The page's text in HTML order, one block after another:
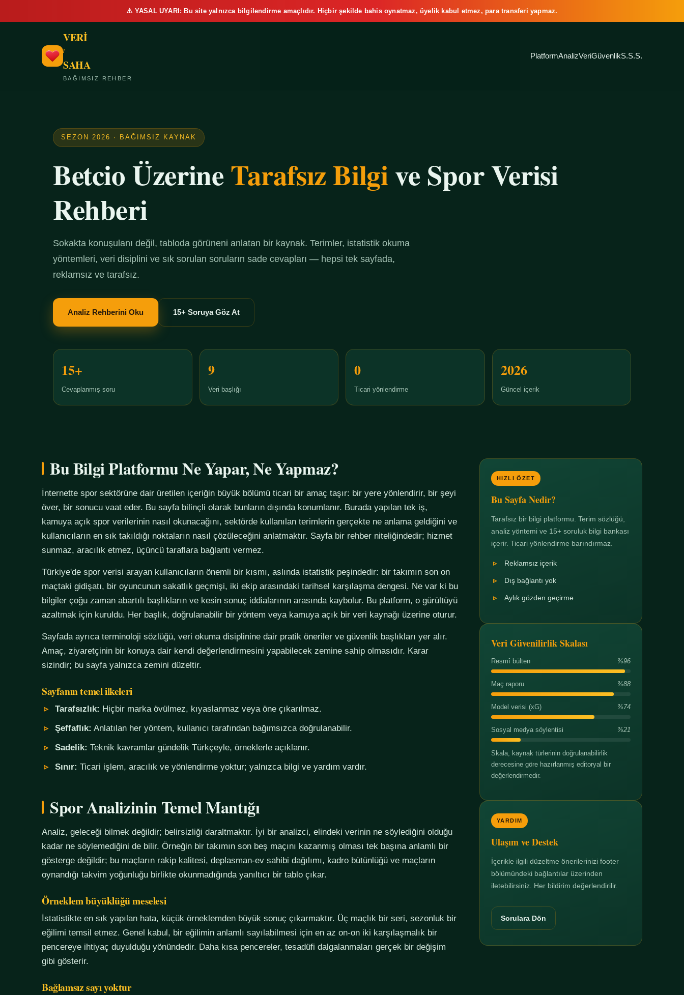
⚠️ YASAL UYARI: Bu site yalnızca bilgilendirme amaçlıdır. Hiçbir şekilde bahis oynatmaz, üyelik kabul etmez, para transferi yapmaz.
VERİ
/
SAHA
BAĞIMSIZ REHBER
PlatformAnalizVeriGüvenlikS.S.S.
SEZON 2026 · BAĞIMSIZ KAYNAK
Betcio ÜzerineTarafsız Bilgive Spor Verisi
Rehberi
Sokakta konuşulanı değil, tabloda görüneni anlatan bir kaynak. Terimler, istatistik okuma
yöntemleri, veri disiplini ve sık sorulan soruların sade cevapları — hepsi tek sayfada,
reklamsız ve tarafsız.
Analiz Rehberini Oku 15+ Soruya Göz At
15+
Cevaplanmış soru
9
Veri başlığı
0
Ticari yönlendirme
2026
Güncel içerik
Bu Bilgi Platformu Ne Yapar, Ne Yapmaz?
İnternette spor sektörüne dair üretilen içeriğin büyük bölümü ticari bir amaç taşır: bir yere yönlendirir, bir şeyi
över, bir sonucu vaat eder. Bu sayfa bilinçli olarak bunların dışında konumlanır. Burada yapılan tek iş,
kamuya açık spor verilerinin nasıl okunacağını, sektörde kullanılan terimlerin gerçekte ne anlama geldiğini ve
kullanıcıların en sık takıldığı noktaların nasıl çözüleceğini anlatmaktır. Sayfa bir rehber niteliğindedir; hizmet
sunmaz, aracılık etmez, üçüncü taraflara bağlantı vermez.
Türkiye'de spor verisi arayan kullanıcıların önemli bir kısmı, aslında istatistik peşindedir: bir takımın son on
maçtaki gidişatı, bir oyuncunun sakatlık geçmişi, iki ekip arasındaki tarihsel karşılaşma dengesi. Ne var ki bu
bilgiler çoğu zaman abartılı başlıkların ve kesin sonuç iddialarının arasında kaybolur. Bu platform, o gürültüyü
azaltmak için kuruldu. Her başlık, doğrulanabilir bir yöntem veya kamuya açık bir veri kaynağı üzerine oturur.
Sayfada ayrıca terminoloji sözlüğü, veri okuma disiplinine dair pratik öneriler ve güvenlik başlıkları yer alır.
Amaç, ziyaretçinin bir konuya dair kendi değerlendirmesini yapabilecek zemine sahip olmasıdır. Karar
sizindir; bu sayfa yalnızca zemini düzeltir.
Sayfanın temel ilkeleri
Tarafsızlık: Hiçbir marka övülmez, kıyaslanmaz veya öne çıkarılmaz.
Şeffaflık: Anlatılan her yöntem, kullanıcı tarafından bağımsızca doğrulanabilir.
Sadelik: Teknik kavramlar gündelik Türkçeyle, örneklerle açıklanır.
Sınır: Ticari işlem, aracılık ve yönlendirme yoktur; yalnızca bilgi ve yardım vardır.
Spor Analizinin Temel Mantığı
Analiz, geleceği bilmek değildir; belirsizliği daraltmaktır. İyi bir analizci, elindeki verinin ne söylediğini olduğu
kadar ne söylemediğini de bilir. Örneğin bir takımın son beş maçını kazanmış olması tek başına anlamlı bir
gösterge değildir; bu maçların rakip kalitesi, deplasman-ev sahibi dağılımı, kadro bütünlüğü ve maçların
oynandığı takvim yoğunluğu birlikte okunmadığında yanıltıcı bir tablo çıkar.
Örneklem büyüklüğü meselesi
İstatistikte en sık yapılan hata, küçük örneklemden büyük sonuç çıkarmaktır. Üç maçlık bir seri, sezonluk bir
eğilimi temsil etmez. Genel kabul, bir eğilimin anlamlı sayılabilmesi için en az on-on iki karşılaşmalık bir
pencereye ihtiyaç duyulduğu yönündedir. Daha kısa pencereler, tesadüfi dalgalanmaları gerçek bir değişim
gibi gösterir.
Bağlamsız sayı yoktur
HIZLI ÖZET
Bu Sayfa Nedir?
Tarafsız bir bilgi platformu. Terim sözlüğü,
analiz yöntemi ve 15+ soruluk bilgi bankası
içerir. Ticari yönlendirme barındırmaz.
Reklamsız içerik
Dış bağlantı yok
Aylık gözden geçirme
Veri Güvenilirlik Skalası
Resmî bülten %96
Maç raporu %88
Model verisi (xG) %74
Sosyal medya söylentisi %21
Skala, kaynak türlerinin doğrulanabilirlik
derecesine göre hazırlanmış editoryal bir
değerlendirmedir.
YARDIM
Ulaşım ve Destek
İçerikle ilgili düzeltme önerilerinizi footer
bölümündeki bağlantılar üzerinden
iletebilirsiniz. Her bildirim değerlendirilir.
Sorulara Dön